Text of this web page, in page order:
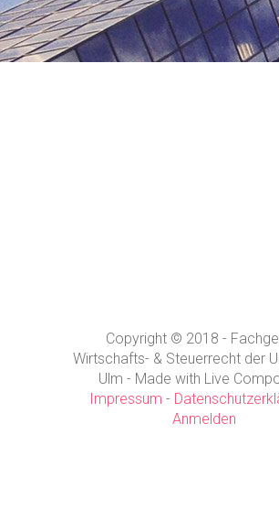
Copyright © 2018 -
Wirtschafts- & Steuerrecht der
Ulm - Made with Live
Impressum -
Anmelden